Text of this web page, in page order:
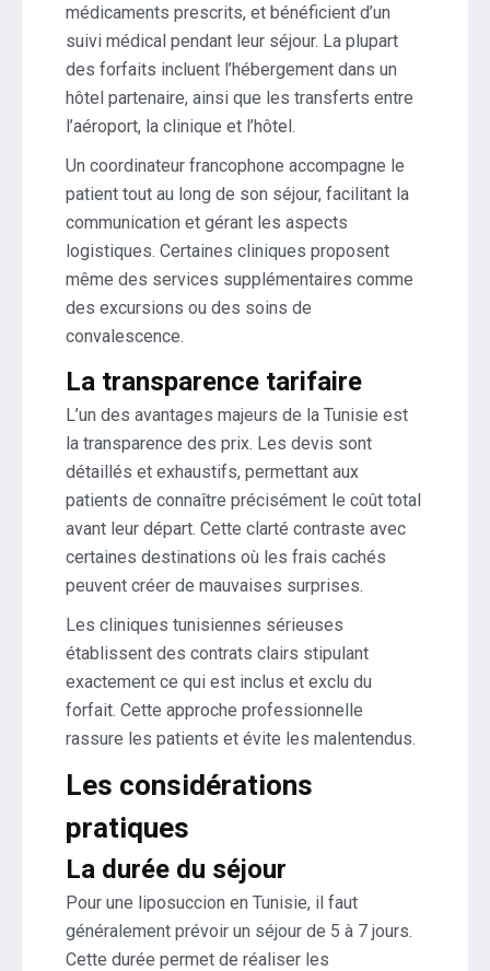
médicaments prescrits, et bénéficient d’un
suivi médical pendant leur séjour. La plupart
des forfaits incluent l’hébergement dans un
hôtel partenaire, ainsi que les transferts entre
l’aéroport, la clinique et l’hôtel.
Un coordinateur francophone accompagne le
patient tout au long de son séjour, facilitant la
communication et gérant les aspects
logistiques. Certaines cliniques proposent
même des services supplémentaires comme
des excursions ou des soins de
convalescence.
La transparence tarifaire
L’un des avantages majeurs de la Tunisie est
la transparence des prix. Les devis sont
détaillés et exhaustifs, permettant aux
patients de connaître précisément le coût total
avant leur départ. Cette clarté contraste avec
certaines destinations où les frais cachés
peuvent créer de mauvaises surprises.
Les cliniques tunisiennes sérieuses
établissent des contrats clairs stipulant
exactement ce qui est inclus et exclu du
forfait. Cette approche professionnelle
rassure les patients et évite les malentendus.
Les considérations
pratiques
La durée du séjour
Pour une liposuccion en Tunisie, il faut
généralement prévoir un séjour de 5 à 7 jours.
Cette durée permet de réaliser les